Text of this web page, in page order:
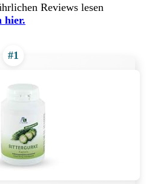
Reviews lesen
hier.
#1